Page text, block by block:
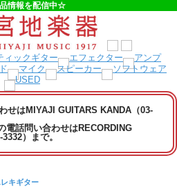
情報を配信中☆
せはMIYAJI GUITARS KANDA（03-
電話問い合わせはRECORDING
）まで。
キギター